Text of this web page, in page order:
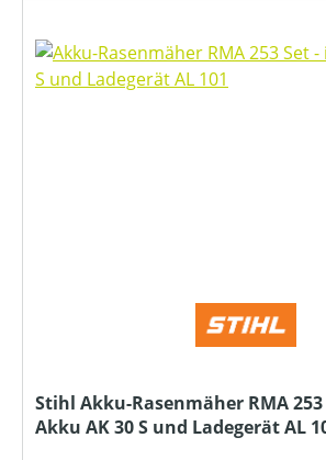
Stihl Akku-Rasenmäher RMA
Akku AK 30 S und Ladegerät AL